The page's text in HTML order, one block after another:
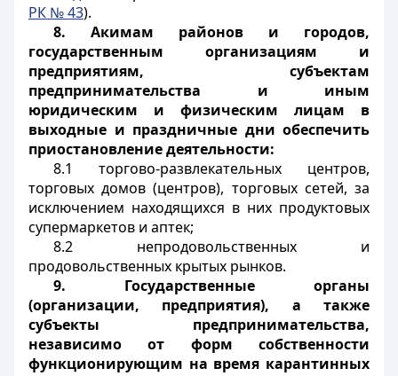
РК № 43).
8.
Акимам районов и городов,
государственным организациям и
предприятиям, субъектам
предпринимательства и иным
юридическим и физическим лицам в
выходные и праздничные дни обеспечить
приостановление деятельности:
8.1 торгово-развлекательных центров,
торговых домов (центров), торговых сетей, за
исключением находящихся в них продуктовых
супермаркетов и аптек;
8.2 непродовольственных и
продовольственных крытых рынков.
9.
Государственные органы
(организации, предприятия), а также
субъекты предпринимательства,
независимо от форм собственности
функционирующим на время карантинных